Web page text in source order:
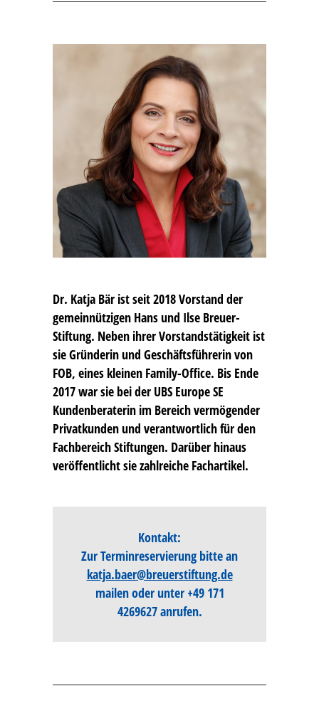
Dr. Katja Bär ist seit 2018 Vorstand der
gemeinnützigen Hans und Ilse Breuer-
Stiftung. Neben ihrer Vorstandstätigkeit ist
sie Gründerin und Geschäftsführerin von
FOB, eines kleinen Family-Office. Bis Ende
2017 war sie bei der UBS Europe SE
Kundenberaterin im Bereich vermögender
Privatkunden und verantwortlich für den
Fachbereich Stiftungen. Darüber hinaus
veröffentlicht sie zahlreiche Fachartikel.
Kontakt:
Zur Terminreservierung bitte an
katja.baer@breuerstiftung.de
mailen oder unter +49 171
4269627anrufen.